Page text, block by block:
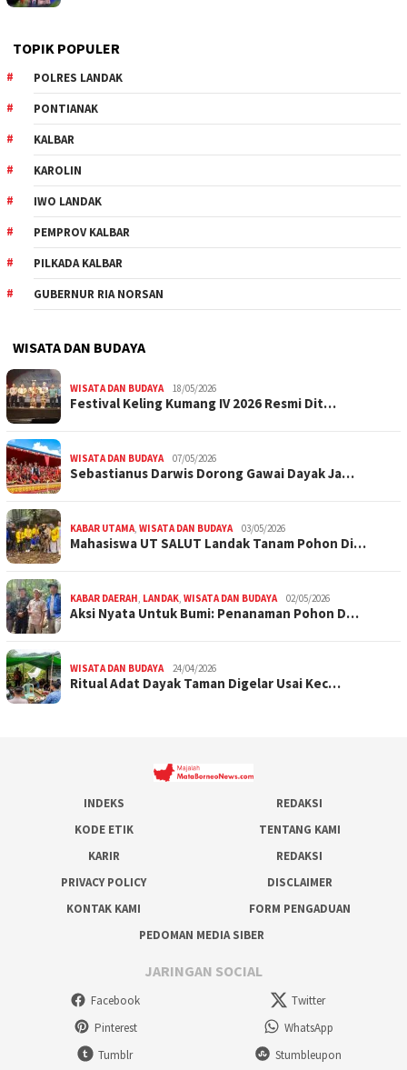
TOPIK POPULER
POLRES LANDAK
PONTIANAK
KALBAR
KAROLIN
IWO LANDAK
PEMPROV KALBAR
PILKADA KALBAR
GUBERNUR RIA NORSAN
WISATA DAN BUDAYA
WISATA DAN BUDAYA 18/05/2026
Festival Keling Kumang IV 2026 Resmi Dit…
WISATA DAN BUDAYA 07/05/2026
Sebastianus Darwis Dorong Gawai Dayak Ja…
KABAR UTAMA, WISATA DAN BUDAYA 03/05/2026
Mahasiswa UT SALUT Landak Tanam Pohon Di…
KABAR DAERAH, LANDAK, WISATA DAN BUDAYA 02/05/2026
Aksi Nyata Untuk Bumi: Penanaman Pohon D…
WISATA DAN BUDAYA 24/04/2026
Ritual Adat Dayak Taman Digelar Usai Kec…
INDEKS
REDAKSI
KODE ETIK
TENTANG KAMI
KARIR
REDAKSI
PRIVACY POLICY
DISCLAIMER
KONTAK KAMI
FORM PENGADUAN
PEDOMAN MEDIA SIBER
JARINGAN SOCIAL
Facebook
Twitter
Pinterest
WhatsApp
Tumblr
Stumbleupon